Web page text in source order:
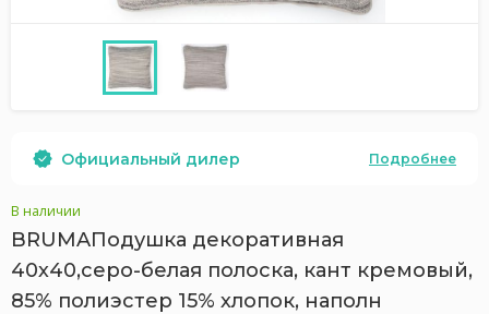
Официальный дилер Подробнее
В наличии
BRUMAПодушка декоративная
40х40,серо-белая полоска, кант кремовый,
85% полиэстер 15% хлопок, наполн